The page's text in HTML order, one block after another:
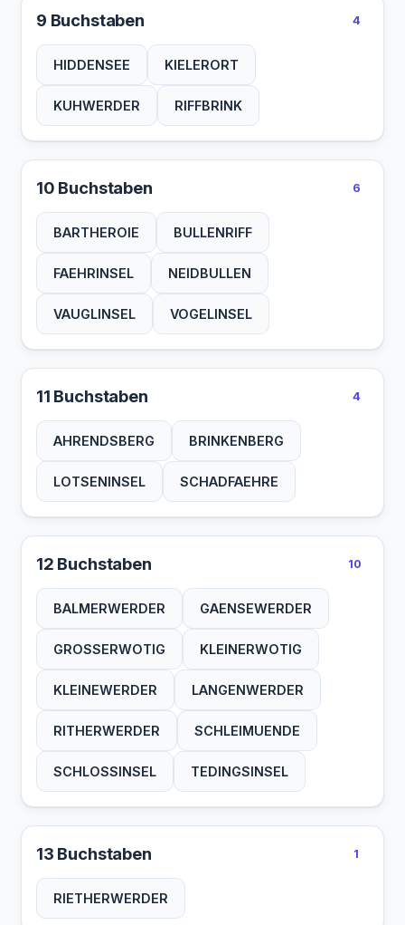
9 Buchstaben 4
HIDDENSEE KIELERORT
KUHWERDER RIFFBRINK
10 Buchstaben 6
BARTHEROIE BULLENRIFF
FAEHRINSEL NEIDBULLEN
VAUGLINSEL VOGELINSEL
11 Buchstaben 4
AHRENDSBERG BRINKENBERG
LOTSENINSEL SCHADFAEHRE
12 Buchstaben 10
BALMERWERDER GAENSEWERDER
GROSSERWOTIG KLEINERWOTIG
KLEINEWERDER LANGENWERDER
RITHERWERDER SCHLEIMUENDE
SCHLOSSINSEL TEDINGSINSEL
13 Buchstaben 1
RIETHERWERDER